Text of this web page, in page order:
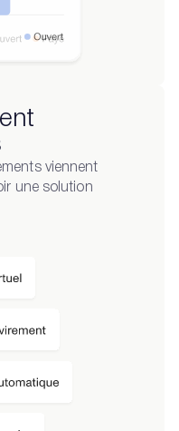
viennent
une solution